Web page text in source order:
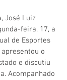
José Luiz
feira, 17, a
de Esportes
o
e discutiu
Acompanhado